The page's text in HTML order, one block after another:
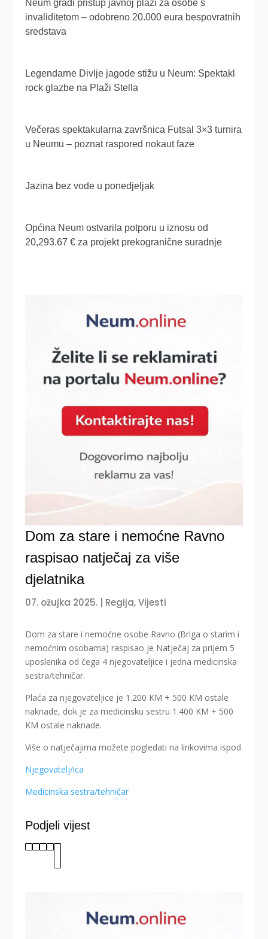
Dom za stare i nemoćne Ravno
raspisao natječaj za više
djelatnika
07. ožujka 2025. Regija,Vijesti
Dom za stare i nemoćne osobe Ravno (Briga o starim i
nemoćnim osobama) raspisao je Natječaj za prijem 5
uposlenika od čega 4 njegovateljice i jedna medicinska
sestra/tehničar.
Plaća za njegovateljice je 1.200 KM + 500 KM ostale
naknade, dok je za medicinsku sestru 1.400 KM + 500
KM ostale naknade.
Više o natječajima možete pogledati na linkovima ispod
Njegovatelj/ica
Medicinska sestra/tehničar
Podjeli vijest
Neum gradi pristup javnoj plaži za osobe s
invaliditetom – odobreno 20.000 eura bespovratnih
sredstava
Legendarne Divlje jagode stižu u Neum: Spektakl
rock glazbe na Plaži Stella
Večeras spektakularna završnica Futsal 3×3 turnira
u Neumu – poznat raspored nokaut faze
Jazina bez vode u ponedjeljak
Općina Neum ostvarila potporu u iznosu od
20,293.67 € za projekt prekogranične suradnje